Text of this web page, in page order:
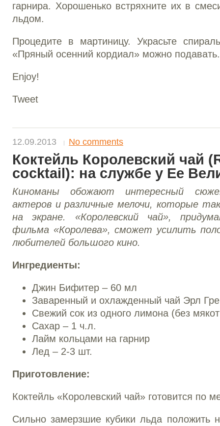
гарнира. Хорошенько встряхните их в
льдом.
Процедите в мартиницу. Украсьте
«Пряный осенний кордиал» можно подавать.
Enjoy!
Tweet
12.09.2013 No comments
Коктейль Королевский чай
cocktail): на службе у Ее
Киноманы обожают интересный
актеров и различные мелочи, которые
на экране. «Королевский чай»,
фильма «Королева», сможет усилить
любителей большого кино.
Ингредиенты:
Джин Бифитер – 60 мл
Заваренный и охлажденный чай Эрл
Свежий сок из одного лимона (без
Сахар – 1 ч.л.
Лайм кольцами на гарнир
Лед – 2-3 шт.
Приготовление:
Коктейль «Королевский чай» готовится по
Сильно замерзшие кубики льда положить